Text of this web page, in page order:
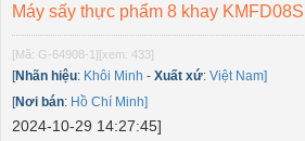
Máy sấy thực phẩm 8 khay KMFD08S
[Mã: G-64908-1][xem: 433]
[Nhãn hiệu: Khôi Minh - Xuất xứ: Việt Nam]
[Nơi bán: Hồ Chí Minh]
2024-10-29 14:27:45]